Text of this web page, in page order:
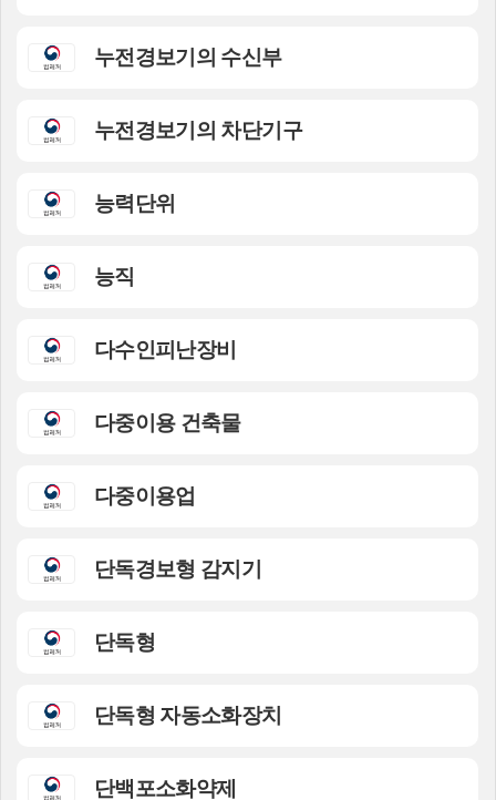
누전경보기의 수신부
누전경보기의 차단기구
능력단위
능직
다수인피난장비
다중이용 건축물
다중이용업
단독경보형 감지기
단독형
단독형 자동소화장치
단백포소화약제